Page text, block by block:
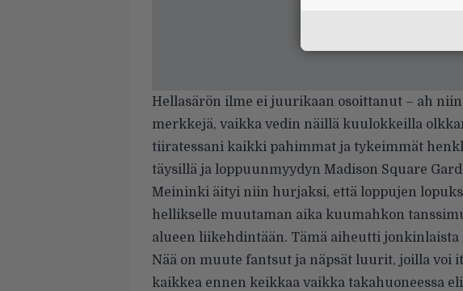
Hellasärön ilme ei juurikaan osoittanut – ah
merkkejä, vaikka vedin näillä kuulokkeilla
tiiratessani kaikki pahimmat ja tykeimmät
täysillä ja loppuunmyydyn Madison Square
Meininki äityi niin hurjaksi, että loppujen
hellikselle muutaman aika kuumahkon
alueen liikehdintään. Tämä aiheutti
Nää on muute fantsut ja näpsät luurit, joilla voi
kaikkea ennen keikkaa vaikka takahuoneessa